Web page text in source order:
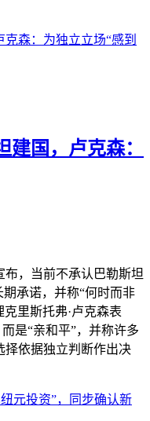
国，卢克森：
，当前不承认巴勒斯坦
期承诺，并称“何时而非
里斯托弗·卢克森表
是“亲和平”，并称许多
择依据独立判断作出决